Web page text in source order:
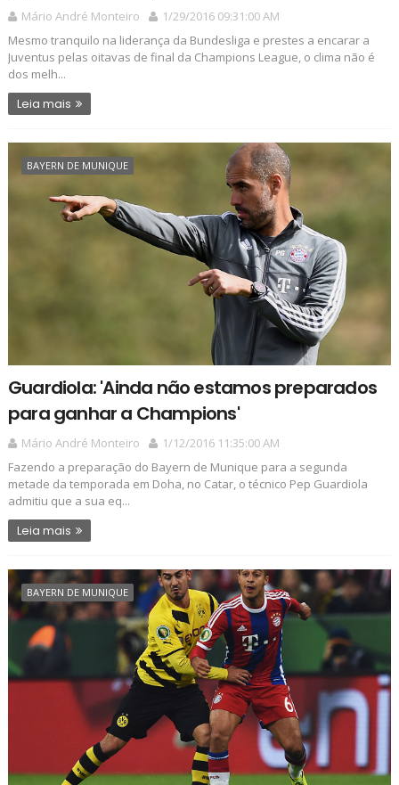
Mário André Monteiro
1/29/2016 09:31:00 AM
Mesmo tranquilo na liderança da Bundesliga e prestes a encarar a
Juventus pelas oitavas de final da Champions League, o clima não é
dos melh...
Leia mais
BAYERN DE MUNIQUE
Guardiola: 'Ainda não estamos preparados
para ganhar a Champions'
Mário André Monteiro
1/12/2016 11:35:00 AM
Fazendo a preparação do Bayern de Munique para a segunda
metade da temporada em Doha, no Catar, o técnico Pep Guardiola
admitiu que a sua eq...
Leia mais
BAYERN DE MUNIQUE